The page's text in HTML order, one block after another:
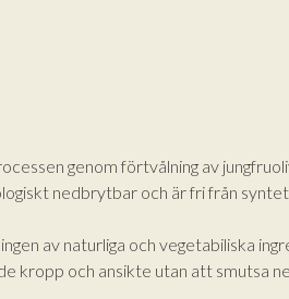
genom förtvålning av
nedbrytbar och är fri från
av naturliga och vegetabiliska
kropp och ansikte utan att smutsa